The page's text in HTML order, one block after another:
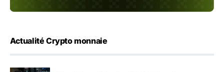
Actualité Crypto monnaie